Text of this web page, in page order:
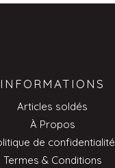
INFORMATIONS
Articles soldés
À Propos
de confidentialité
Termes & Conditions